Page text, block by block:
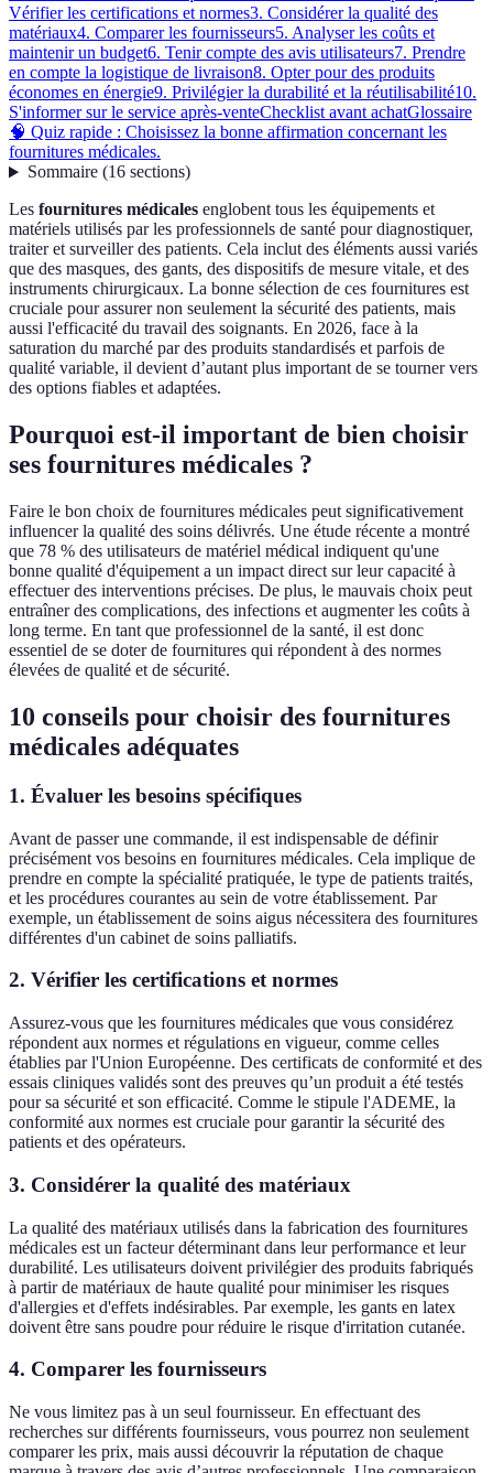
Vérifier les certifications et normes3. Considérer la qualité des
matériaux4. Comparer les fournisseurs5. Analyser les coûts et
maintenir un budget6. Tenir compte des avis utilisateurs7. Prendre
en compte la logistique de livraison8. Opter pour des produits
économes en énergie9. Privilégier la durabilité et la réutilisabilité10.
S'informer sur le service après-venteChecklist avant achatGlossaire
🧠 Quiz rapide : Choisissez la bonne affirmation concernant les
fournitures médicales.
Sommaire(16 sections)
Les fournitures médicales englobent tous les équipements et
matériels utilisés par les professionnels de santé pour diagnostiquer,
traiter et surveiller des patients. Cela inclut des éléments aussi variés
que des masques, des gants, des dispositifs de mesure vitale, et des
instruments chirurgicaux. La bonne sélection de ces fournitures est
cruciale pour assurer non seulement la sécurité des patients, mais
aussi l'efficacité du travail des soignants. En 2026, face à la
saturation du marché par des produits standardisés et parfois de
qualité variable, il devient d’autant plus important de se tourner vers
des options fiables et adaptées.
Pourquoi est-il important de bien choisir
ses fournitures médicales ?
Faire le bon choix de fournitures médicales peut significativement
influencer la qualité des soins délivrés. Une étude récente a montré
que 78 % des utilisateurs de matériel médical indiquent qu'une
bonne qualité d'équipement a un impact direct sur leur capacité à
effectuer des interventions précises. De plus, le mauvais choix peut
entraîner des complications, des infections et augmenter les coûts à
long terme. En tant que professionnel de la santé, il est donc
essentiel de se doter de fournitures qui répondent à des normes
élevées de qualité et de sécurité.
10 conseils pour choisir des fournitures
médicales adéquates
1. Évaluer les besoins spécifiques
Avant de passer une commande, il est indispensable de définir
précisément vos besoins en fournitures médicales. Cela implique de
prendre en compte la spécialité pratiquée, le type de patients traités,
et les procédures courantes au sein de votre établissement. Par
exemple, un établissement de soins aigus nécessitera des fournitures
différentes d'un cabinet de soins palliatifs.
2. Vérifier les certifications et normes
Assurez-vous que les fournitures médicales que vous considérez
répondent aux normes et régulations en vigueur, comme celles
établies par l'Union Européenne. Des certificats de conformité et des
essais cliniques validés sont des preuves qu’un produit a été testés
pour sa sécurité et son efficacité. Comme le stipule l'ADEME, la
conformité aux normes est cruciale pour garantir la sécurité des
patients et des opérateurs.
3. Considérer la qualité des matériaux
La qualité des matériaux utilisés dans la fabrication des fournitures
médicales est un facteur déterminant dans leur performance et leur
durabilité. Les utilisateurs doivent privilégier des produits fabriqués
à partir de matériaux de haute qualité pour minimiser les risques
d'allergies et d'effets indésirables. Par exemple, les gants en latex
doivent être sans poudre pour réduire le risque d'irritation cutanée.
4. Comparer les fournisseurs
Ne vous limitez pas à un seul fournisseur. En effectuant des
recherches sur différents fournisseurs, vous pourrez non seulement
comparer les prix, mais aussi découvrir la réputation de chaque